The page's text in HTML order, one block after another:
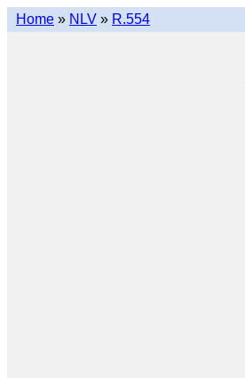
Home » NLV » R.554